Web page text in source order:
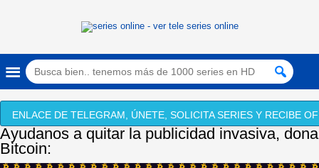
ENLACE DE TELEGRAM, ÚNETE, SOLICITA SERIES Y RECIBE
Ayudanos a quitar la publicidad invasiva, dona
Bitcoin: